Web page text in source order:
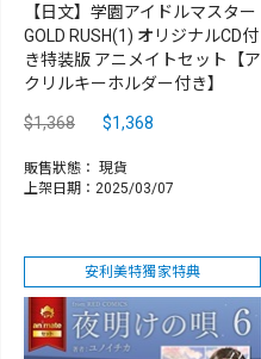
【日文】学園アイドルマスター
GOLD RUSH(1) オリジナルCD付
き特装版 アニメイトセット【ア
クリルキーホルダー付き】
$1,368 $1,368
販售狀態： 現貨
上架日期：2025/03/07
安利美特獨家特典